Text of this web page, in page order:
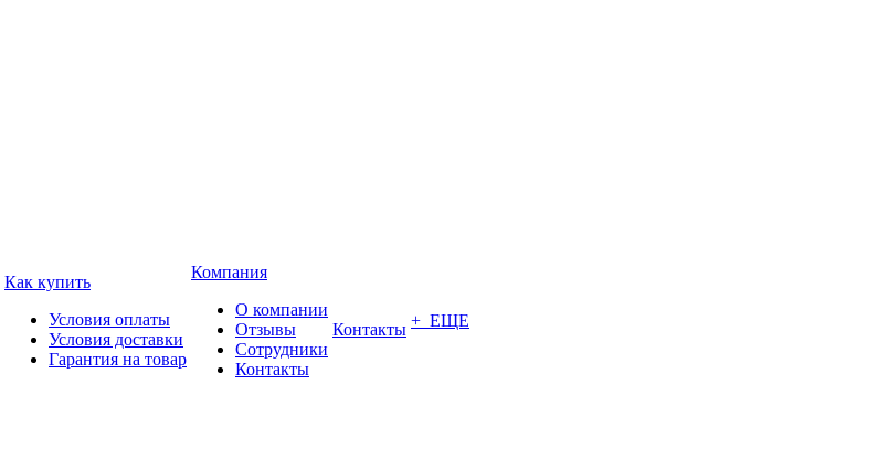
Как купить
Условия оплаты
Условия доставки
Гарантия на товар
Компания
О компании
Отзывы
Сотрудники
Контакты
Контакты + ЕЩЕ